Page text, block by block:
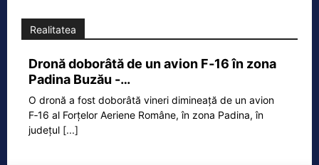
Realitatea
Dronă doborâtă de un avion F‑16 în zona
Padina Buzău -…
O dronă a fost doborâtă vineri dimineață de un avion
F‑16 al Forțelor Aeriene Române, în zona Padina, în
județul [...]